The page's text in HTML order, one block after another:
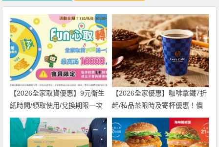
【2026全家取貨優惠】9元衛生
紙時間/領取使用/兌換期限一次
看！
【2026全家優惠】咖啡拿鐵7折
起/私品茶限時及寄杯優惠！價
格/菜單一起看